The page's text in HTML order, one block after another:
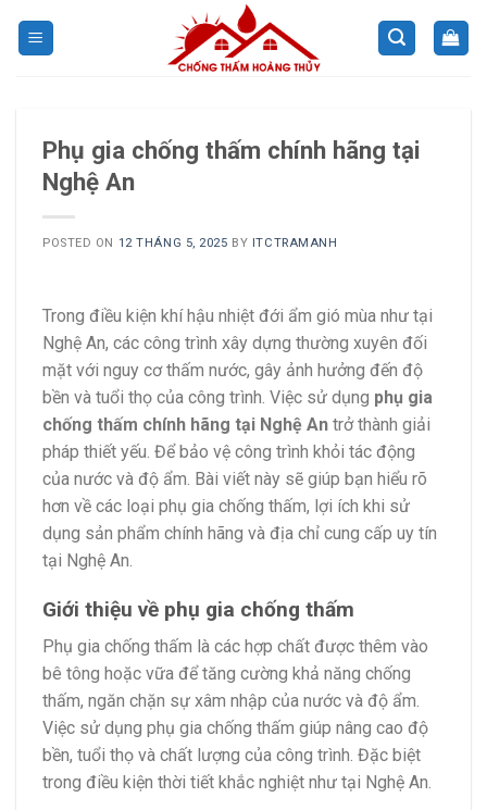
Phụ gia chống thấm chính hãng tại
Nghệ An
POSTED ON 12 THÁNG 5, 2025 BY ITCTRAMANH
Trong điều kiện khí hậu nhiệt đới ẩm gió mùa như tại
Nghệ An, các công trình xây dựng thường xuyên đối
mặt với nguy cơ thấm nước, gây ảnh hưởng đến độ
bền và tuổi thọ của công trình. Việc sử dụng phụ gia
chống thấm chính hãng tại Nghệ An trở thành giải
pháp thiết yếu. Để bảo vệ công trình khỏi tác động
của nước và độ ẩm. Bài viết này sẽ giúp bạn hiểu rõ
hơn về các loại phụ gia chống thấm, lợi ích khi sử
dụng sản phẩm chính hãng và địa chỉ cung cấp uy tín
tại Nghệ An.
Giới thiệu về phụ gia chống thấm
Phụ gia chống thấm là các hợp chất được thêm vào
bê tông hoặc vữa để tăng cường khả năng chống
thấm, ngăn chặn sự xâm nhập của nước và độ ẩm.
Việc sử dụng phụ gia chống thấm giúp nâng cao độ
bền, tuổi thọ và chất lượng của công trình. Đặc biệt
trong điều kiện thời tiết khắc nghiệt như tại Nghệ An.